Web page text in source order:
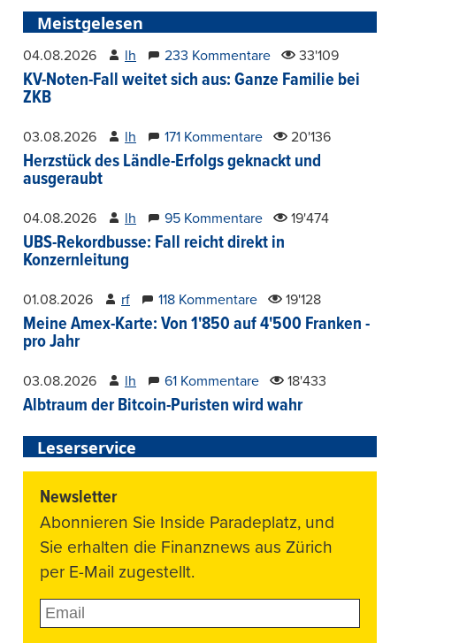
Meistgelesen
04.08.2026 lh 233 Kommentare 33'109
KV-Noten-Fall weitet sich aus: Ganze Familie bei
ZKB
03.08.2026 lh 171 Kommentare 20'136
Herzstück des Ländle-Erfolgs geknackt und
ausgeraubt
04.08.2026 lh 95 Kommentare 19'474
UBS-Rekordbusse: Fall reicht direkt in
Konzernleitung
01.08.2026 rf 118 Kommentare 19'128
Meine Amex-Karte: Von 1'850 auf 4'500 Franken -
pro Jahr
03.08.2026 lh 61 Kommentare 18'433
Albtraum der Bitcoin-Puristen wird wahr
Leserservice
Newsletter
Abonnieren Sie Inside Paradeplatz, und
Sie erhalten die Finanznews aus Zürich
per E-Mail zugestellt.